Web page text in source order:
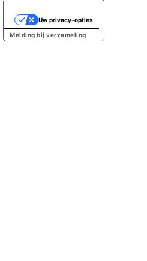
Melding bij verzameling
Uw privacy-opties